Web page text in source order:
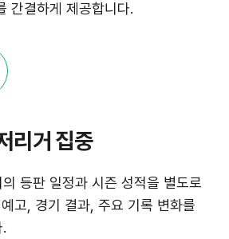
간결하게 제공합니다.
리거 집중
등판 일정과 시즌 성적을 별도로
고, 경기 결과, 주요 기록 변화를